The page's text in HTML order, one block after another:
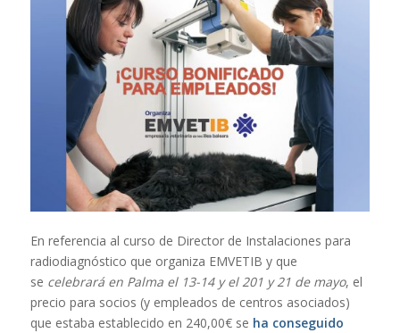
En referencia al curso de Director de Instalaciones para
radiodiagnóstico que organiza EMVETIB y que
se celebrará en Palma el 13-14 y el 201 y 21 de mayo, el
precio para socios (y empleados de centros asociados)
que estaba establecido en 240,00€ se ha conseguido